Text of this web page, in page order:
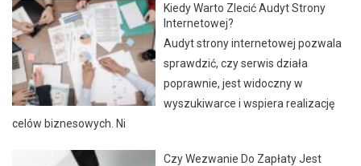
Kiedy Warto Zlecić Audyt Strony
Internetowej?
Audyt strony internetowej pozwala
sprawdzić, czy serwis działa
poprawnie, jest widoczny w
wyszukiwarce i wspiera realizację
celów biznesowych. Ni
Czy Wezwanie Do Zapłaty Jest